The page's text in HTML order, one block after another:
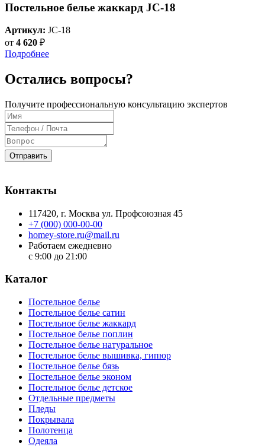
Постельное белье жаккард JC-18
Артикул: JC-18
от 4 620 ₽
Подробнее
Остались вопросы?
Получите профессиональную консультацию экспертов
Отправить
Контакты
117420, г. Москва ул. Профсоюзная 45
+7 (000) 000-00-00
homey-store.ru@mail.ru
Работаем ежедневно
с 9:00 до 21:00
Каталог
Постельное белье
Постельное белье сатин
Постельное белье жаккард
Постельное белье поплин
Постельное белье натуральное
Постельное белье вышивка, гипюр
Постельное белье бязь
Постельное белье эконом
Постельное белье детское
Отдельные предметы
Пледы
Покрывала
Полотенца
Одеяла